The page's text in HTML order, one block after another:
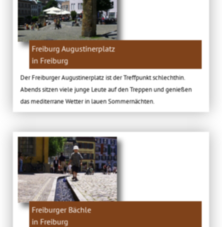
Freiburg Augustinerplatz
in Freiburg
Der Freiburger Augustinerplatz ist der Treffpunkt schlechthin.
Abends sitzen viele junge Leute auf den Treppen und genießen
das mediterrane Wetter in lauen Sommernächten.
Freiburger Bächle
in Freiburg